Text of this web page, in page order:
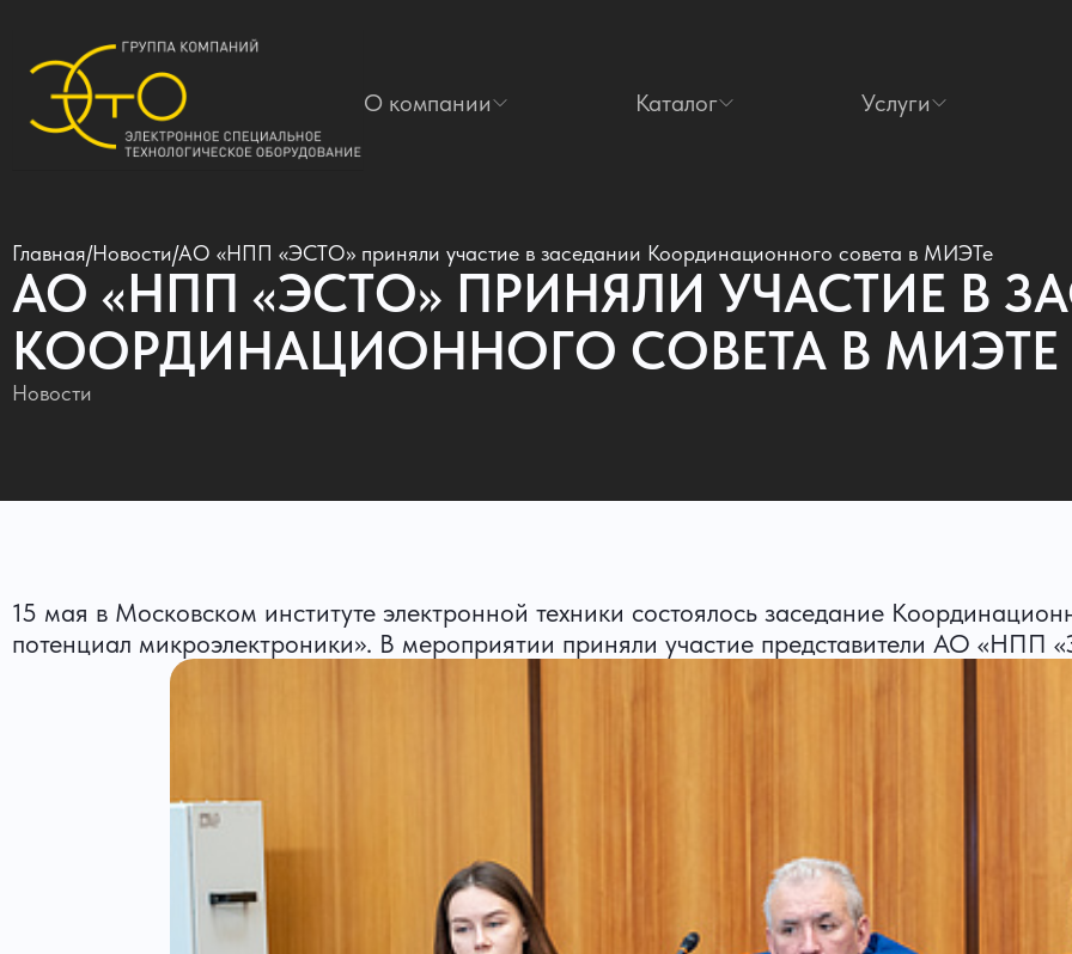
О компании Каталог Услуги
Главная/Новости/АО «НПП «ЭСТО» приняли участие в заседании Координационного совета в МИЭТе
АО «НПП «ЭСТО» ПРИНЯЛИ УЧАСТИЕ В
КООРДИНАЦИОННОГО СОВЕТА В МИЭТЕ
Новости
15 мая в Московском институте электронной техники состоялось заседание
потенциал микроэлектроники». В мероприятии приняли участие представители АО «НПП